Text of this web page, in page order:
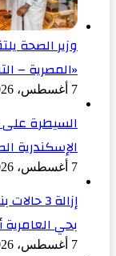
وزير الصحة
«المصرية –
7 أغسطس، 2026
السيطرة على
الإسكندرية
7 أغسطس، 2026
إزالة 3
بحي العامرية
7 أغسطس، 2026